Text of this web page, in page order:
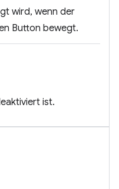
wird, wenn der
Button bewegt.
ist.